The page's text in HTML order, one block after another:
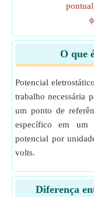
pontual
ϕ
O que
Potencial
trabalho necessária
um ponto de
específico em um
potencial por
volts.
Diferença